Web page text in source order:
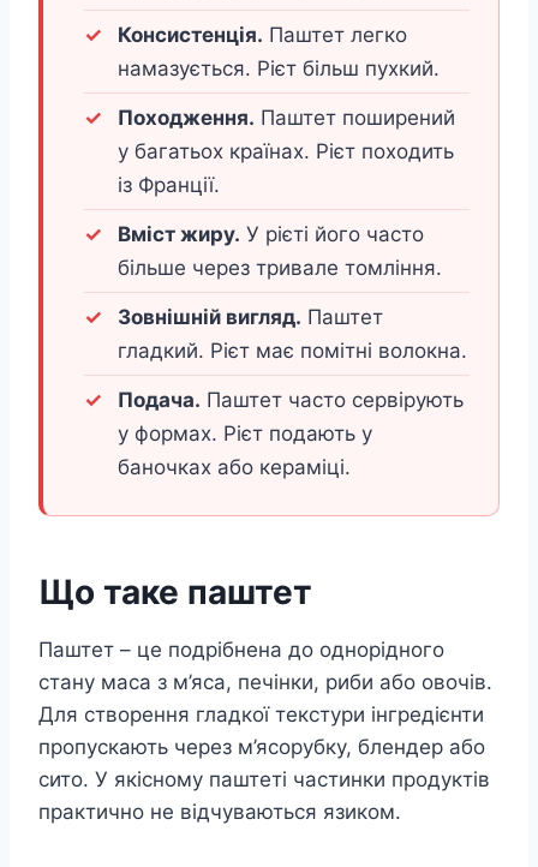
Консистенція. Паштет легко
намазується. Рієт більш пухкий.
Походження. Паштет поширений
у багатьох країнах. Рієт походить
із Франції.
Вміст жиру. У рієті його часто
більше через тривале томління.
Зовнішній вигляд. Паштет
гладкий. Рієт має помітні волокна.
Подача. Паштет часто сервірують
у формах. Рієт подають у
баночках або кераміці.
Що таке паштет
Паштет – це подрібнена до однорідного
стану маса з м’яса, печінки, риби або овочів.
Для створення гладкої текстури інгредієнти
пропускають через м’ясорубку, блендер або
сито. У якісному паштеті частинки продуктів
практично не відчуваються язиком.